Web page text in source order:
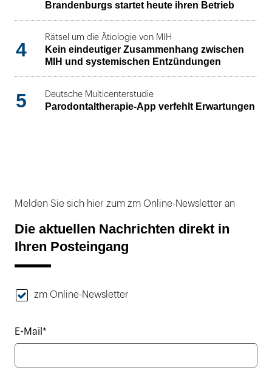
Brandenburgs startet heute ihren Betrieb
4
Rätsel um die Ätiologie von MIH
Kein eindeutiger Zusammenhang zwischen
MIH und systemischen Entzündungen
5 Deutsche Multicenterstudie
Parodontaltherapie-App verfehlt Erwartungen
Melden Sie sich hier zum zm Online-Newsletter an
Die aktuellen Nachrichten direkt in
Ihren Posteingang
zm Online-Newsletter
E-Mail*